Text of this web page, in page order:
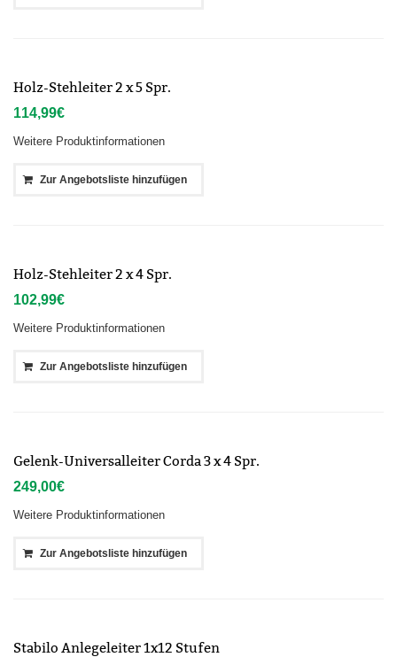
Holz-Stehleiter 2 x 5 Spr.
114,99€
Weitere Produktinformationen
Zur Angebotsliste hinzufügen
Holz-Stehleiter 2 x 4 Spr.
102,99€
Weitere Produktinformationen
Zur Angebotsliste hinzufügen
Gelenk-Universalleiter Corda 3 x 4 Spr.
249,00€
Weitere Produktinformationen
Zur Angebotsliste hinzufügen
Stabilo Anlegeleiter 1x12 Stufen